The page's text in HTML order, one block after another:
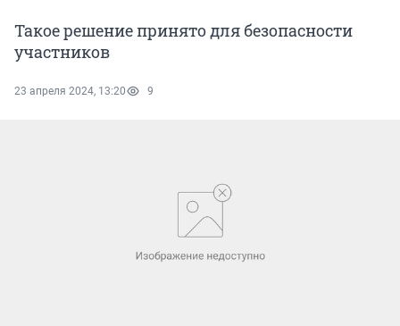
Такое решение принято для безопасности
участников
23 апреля 2024, 13:20 9